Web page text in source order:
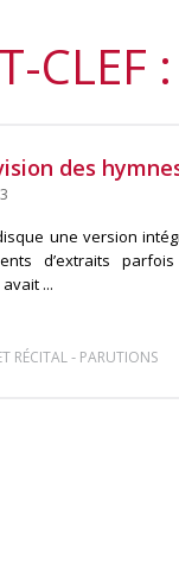
CLEF
des
une version
d’extraits
...
RÉCITAL- PARUTIONS